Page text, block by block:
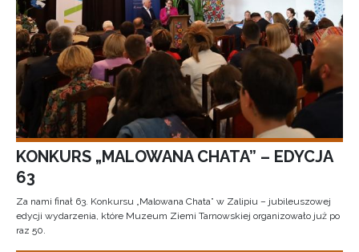
KONKURS „MALOWANA CHATA” – EDYCJA
63
Za nami finał 63. Konkursu „Malowana Chata” w Zalipiu – jubileuszowej
edycji wydarzenia, które Muzeum Ziemi Tarnowskiej organizowało już po
raz 50.